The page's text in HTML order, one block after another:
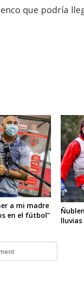
que podría
a mi madre
en el fútbol”